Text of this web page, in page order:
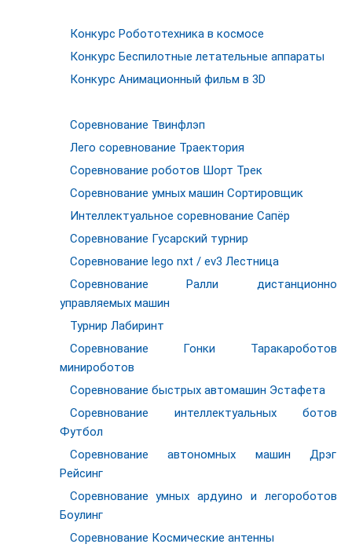
Конкурс Робототехника в космосе
Конкурс Беспилотные летательные аппараты
Конкурс Анимационный фильм в 3D
Соревнование Твинфлэп
Лего соревнование Траектория
Соревнование роботов Шорт Трек
Соревнование умных машин Сортировщик
Интеллектуальное соревнование Сапёр
Соревнование Гусарский турнир
Соревнование lego nxt / ev3 Лестница
Соревнование Ралли дистанционно
управляемых машин
Турнир Лабиринт
Соревнование Гонки Таракароботов
минироботов
Соревнование быстрых автомашин Эстафета
Соревнование интеллектуальных ботов
Футбол
Соревнование автономных машин Дрэг
Рейсинг
Соревнование умных ардуино и легороботов
Боулинг
Соревнование Космические антенны